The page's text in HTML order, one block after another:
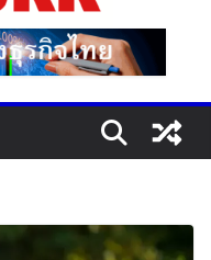
ชื่นชม “เนเน่
ยงประเทศไทยบน
พร้อมส่ง
ยกระดับองค์กร ชู
ค่าหลักในการขับ
พื่อผู้รับบริการ
เพิ่ม
ได้